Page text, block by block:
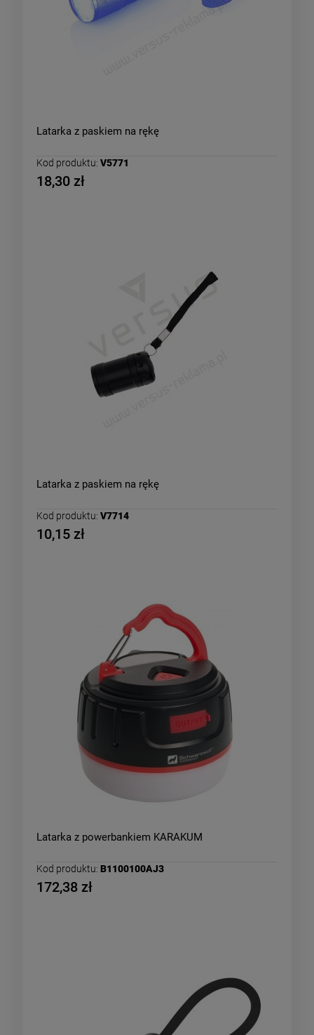
Latarka z paskiem na rękę
Kod produktu: V5771
18,30 zł
Latarka z paskiem na rękę
Kod produktu: V7714
10,15 zł
Latarka z powerbankiem KARAKUM
Kod produktu: B1100100AJ3
172,38 zł